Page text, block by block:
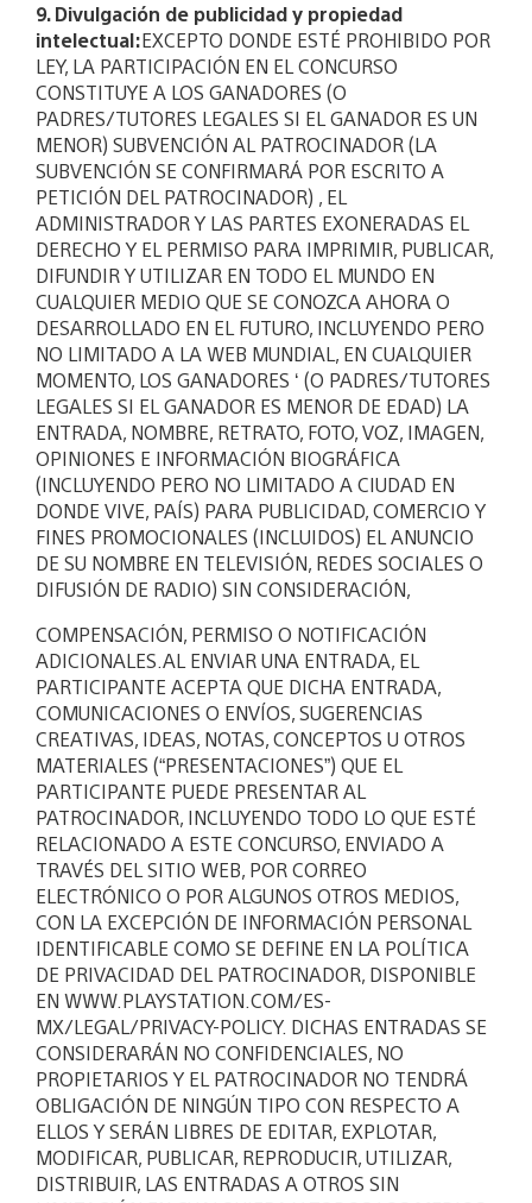
9. Divulgación de publicidad y propiedad
intelectual:EXCEPTO DONDE ESTÉ PROHIBIDO POR
LEY, LA PARTICIPACIÓN EN EL CONCURSO
CONSTITUYE A LOS GANADORES (O
PADRES/TUTORES LEGALES SI EL GANADOR ES UN
MENOR) SUBVENCIÓN AL PATROCINADOR (LA
SUBVENCIÓN SE CONFIRMARÁ POR ESCRITO A
PETICIÓN DEL PATROCINADOR) , EL
ADMINISTRADOR Y LAS PARTES EXONERADAS EL
DERECHO Y EL PERMISO PARA IMPRIMIR, PUBLICAR,
DIFUNDIR Y UTILIZAR EN TODO EL MUNDO EN
CUALQUIER MEDIO QUE SE CONOZCA AHORA O
DESARROLLADO EN EL FUTURO, INCLUYENDO PERO
NO LIMITADO A LA WEB MUNDIAL, EN CUALQUIER
MOMENTO, LOS GANADORES ‘ (O PADRES/TUTORES
LEGALES SI EL GANADOR ES MENOR DE EDAD) LA
ENTRADA, NOMBRE, RETRATO, FOTO, VOZ, IMAGEN,
OPINIONES E INFORMACIÓN BIOGRÁFICA
(INCLUYENDO PERO NO LIMITADO A CIUDAD EN
DONDE VIVE, PAÍS) PARA PUBLICIDAD, COMERCIO Y
FINES PROMOCIONALES (INCLUIDOS) EL ANUNCIO
DE SU NOMBRE EN TELEVISIÓN, REDES SOCIALES O
DIFUSIÓN DE RADIO) SIN CONSIDERACIÓN,
COMPENSACIÓN, PERMISO O NOTIFICACIÓN
ADICIONALES.AL ENVIAR UNA ENTRADA, EL
PARTICIPANTE ACEPTA QUE DICHA ENTRADA,
COMUNICACIONES O ENVÍOS, SUGERENCIAS
CREATIVAS, IDEAS, NOTAS, CONCEPTOS U OTROS
MATERIALES (“PRESENTACIONES”) QUE EL
PARTICIPANTE PUEDE PRESENTAR AL
PATROCINADOR, INCLUYENDO TODO LO QUE ESTÉ
RELACIONADO A ESTE CONCURSO, ENVIADO A
TRAVÉS DEL SITIO WEB, POR CORREO
ELECTRÓNICO O POR ALGUNOS OTROS MEDIOS,
CON LA EXCEPCIÓN DE INFORMACIÓN PERSONAL
IDENTIFICABLE COMO SE DEFINE EN LA POLÍTICA
DE PRIVACIDAD DEL PATROCINADOR, DISPONIBLE
EN WWW.PLAYSTATION.COM/ES-
MX/LEGAL/PRIVACY-POLICY. DICHAS ENTRADAS SE
CONSIDERARÁN NO CONFIDENCIALES, NO
PROPIETARIOS Y EL PATROCINADOR NO TENDRÁ
OBLIGACIÓN DE NINGÚN TIPO CON RESPECTO A
ELLOS Y SERÁN LIBRES DE EDITAR, EXPLOTAR,
MODIFICAR, PUBLICAR, REPRODUCIR, UTILIZAR,
DISTRIBUIR, LAS ENTRADAS A OTROS SIN